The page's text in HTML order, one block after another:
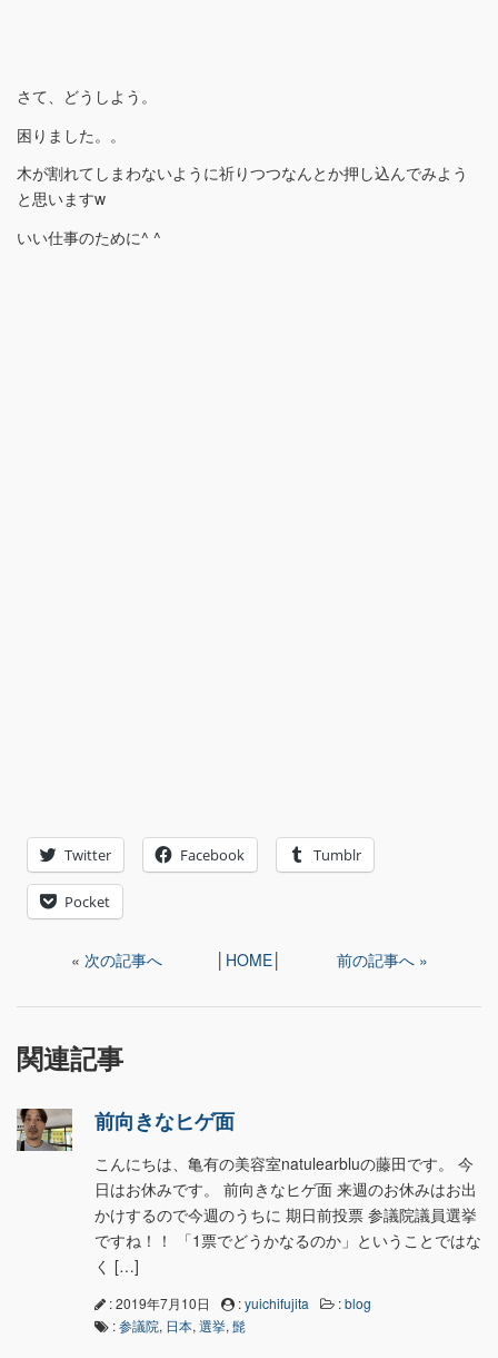
さて、どうしよう。
困りました。。
木が割れてしまわないように祈りつつなんとか押し込んでみよう
と思いますw
いい仕事のために^ ^
Twitter Facebook Tumblr
Pocket
« 次の記事へ HOME 前の記事へ »
関連記事
前向きなヒゲ面
こんにちは、亀有の美容室natulearbluの藤田です。 今
日はお休みです。 前向きなヒゲ面 来週のお休みはお出
かけするので今週のうちに 期日前投票 参議院議員選挙
ですね！！ 「1票でどうかなるのか」ということではな
く […]
: 2019年7月10日 :yuichifujita :blog
:参議院, 日本, 選挙, 髭